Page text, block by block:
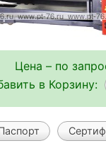
Цена – по
в Корзину: